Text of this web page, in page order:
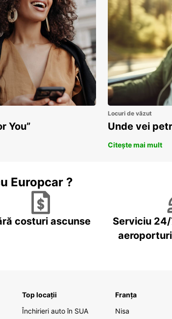
You”
Locuri de văzut
Unde vei
Citește mai mult
Europcar ?
costuri ascunse
Serviciu
Top locații
Închirieri auto în SUA
Franța
Nisa